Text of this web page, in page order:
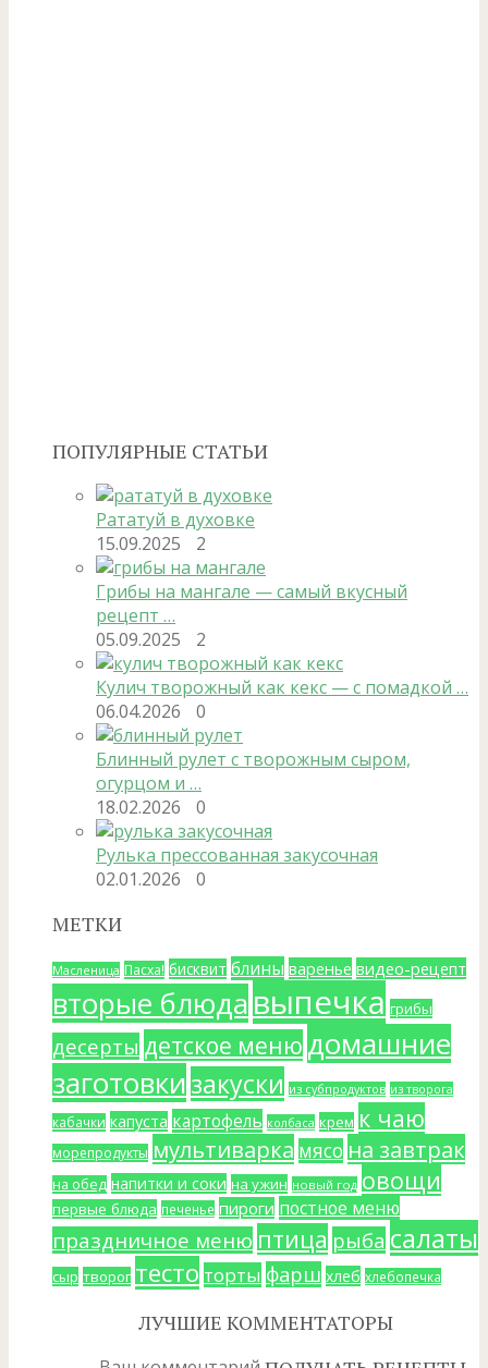
ПОПУЛЯРНЫЕ СТАТЬИ
Рататуй в духовке
15.09.2025
2
Грибы на мангале — самый вкусный
рецепт …
05.09.2025
2
Кулич творожный как кекс — с помадкой …
06.04.2026
0
Блинный рулет с творожным сыром,
огурцом и …
18.02.2026
0
Рулька прессованная закусочная
02.01.2026
0
МЕТКИ
Масленица Пасха! бисквит блины варенье видео-рецепт
вторые блюдавыпечка грибы
десерты детское меню домашние
заготовкизакуски из субпродуктов из творога
кабачки капуста картофель колбаса крем к чаю
морепродукты мультиварка мясо на завтрак
на обед напитки и соки на ужин новый год овощи
первые блюда печенье пироги постное меню
праздничное меню птица рыба салаты
сыр творог тесто торты фарш хлеб хлебопечка
ЛУЧШИЕ КОММЕНТАТОРЫ